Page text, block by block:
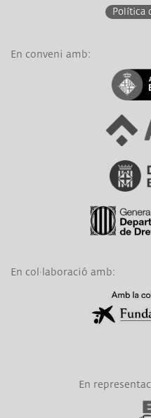
Política
En conveni amb:
Link a
Link a Àrea
Link a
Link a
En col·laboració amb:
En Link